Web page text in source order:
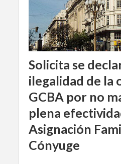
Solicita se
ilegalidad de la
GCBA por no
plena
Asignación
Cónyuge